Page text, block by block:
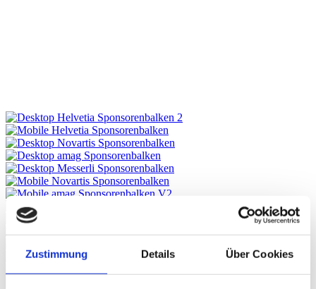
Zustimmung Details Über Cookies